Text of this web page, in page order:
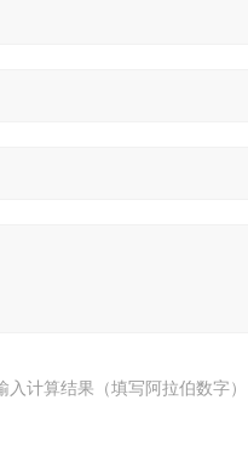
入计算结果（填写阿拉伯数字